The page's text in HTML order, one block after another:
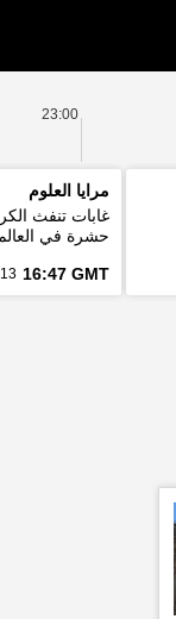
23:00
مرايا العلوم
غابات تنفث
حشرة في
16:47 GMT 13 د